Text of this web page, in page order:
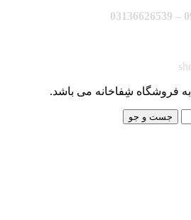
فروشگاه شِفاخانه می باشد.
جست و جو